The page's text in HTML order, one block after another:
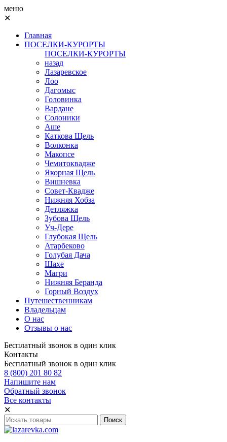
меню
✕
Главная
ПОСЕЛКИ-КУРОРТЫ
ПОСЕЛКИ-КУРОРТЫ
назад
Лазаревское
Лоо
Дагомыс
Головинка
Вардане
Солоники
Аше
Каткова Щель
Волконка
Макопсе
Чемитоквадже
Якорная Щель
Вишневка
Совет-Квадже
Нижняя Хобза
Детляжка
Зубова Щель
Уч-Дере
Глубокая Щель
Атарбеково
Голубая Дача
Шахе
Магри
Нижняя Беранда
Горный Воздух
Путешественникам
Владельцам
О нас
Отзывы о нас
Бесплатный звонок в один клик
Контакты
Бесплатный звонок в один клик
8 (800) 201 80 82
Напишите нам
Обратный звонок
Все контакты
✕